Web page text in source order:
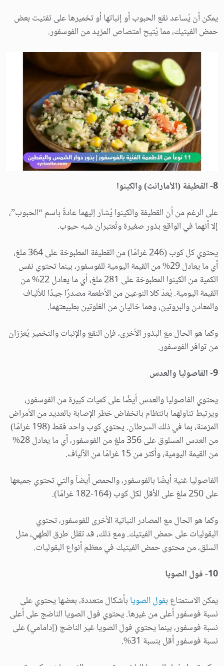
يمكن أن يُساعد نقع الحبوب أو إنباتها أو تخميرها على تفتيت بعض
حمض الفيتيك، مما يُتيح امتصاص المزيد من الفوسفور.
8- القطيفة (الأمارانث) والكينوا
على الرغم من أن القطيفة والكينوا يُشار إليهما عادةً باسم “الحبوب”،
إلا أنهما في الواقع بذور صغيرة وتُعتبران شبه حبوب.
يحتوي كل كوب (246 غرامًا) من القطيفة المطبوخة على 364 ملغ،
أي ما يعادل 29% من القيمة اليومية للفوسفور، بينما تحتوي نفس
الكمية من الكينوا المطبوخة على 281 ملغ، أي ما يعادل 22% من
القيمة اليومية. يُعدّ كلا النوعين من الأطعمة مصدرًا جيدًا للألياف
والمعادن والبروتين، وهما خاليان من الغلوتين بطبيعتهما.
وكما هو الحال مع البذور الأخرى، فإن النقع والإنبات والتخمير يُعززان
من توافر الفوسفور.
9- الفاصوليا والعدس
يحتوي الفاصوليا والعدس أيضًا على كميات كبيرة من الفوسفور،
ويرتبط تناولهما بانتظام بانخفاض خطر الإصابة بالعديد من الأمراض
المزمنة، بما في ذلك السرطان. يحتوي كوب واحد فقط (198 غرامًا)
من العدس المسلوق على 356 ملغ من الفوسفور، أي ما يعادل 28%
من القيمة اليومية، وأكثر من 15 غرامًا من الألياف.
الفاصوليا غنية أيضًا بالفوسفور، والحمص أيضاً والتي تحتوي جميعها
على 250 ملغ على الأقل لكل كوب (164-182 غرامًا).
وكما هو الحال مع المصادر النباتية الأخرى للفوسفور، تحتوي
البقوليات على حمض الفيتيك. ومع ذلك، قد تقلل طرق الطهي، مثل
السلق، من محتوى حمض الفيتيك في معظم أنواع البقوليات.
10- فول الصويا
يمكن الاستمتاع بفول الصويا بأشكال متعددة، بعضها يحتوي على
نسبة فوسفور أعلى من غيرها. يحتوي فول الصويا الناضج على أعلى
نسبة فوسفور، بينما يحتوي فول الصويا غير الناضج (إدامامي) على
نسبة فوسفور أقل بنسبة 31%.